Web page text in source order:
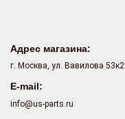
Адрес магазина:
г. Москва, ул. Вавилова 53к2
E-mail:
info@us-parts.ru